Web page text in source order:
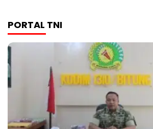
PORTAL TNI